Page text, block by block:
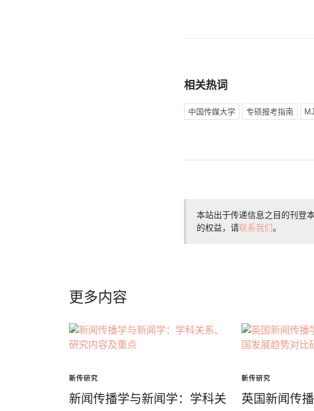
相关热词
中国传媒大学 专硕报考指南
本站出于传递信息之目的刊登
的权益，请联系我们。
更多内容
新传研究
新闻传播学与新闻学：学科关
新传研究
英国新闻传